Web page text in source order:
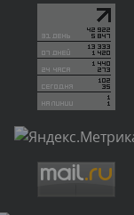
проверяется
будет виден